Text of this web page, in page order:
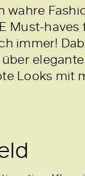
wahre
Must-haves
immer!
Looks mit